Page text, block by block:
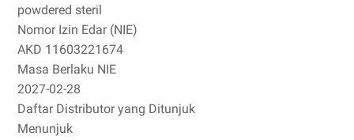
powdered steril
Nomor Izin Edar (NIE)
AKD 11603221674
Masa Berlaku NIE
2027-02-28
Daftar Distributor yang Ditunjuk
Menunjuk